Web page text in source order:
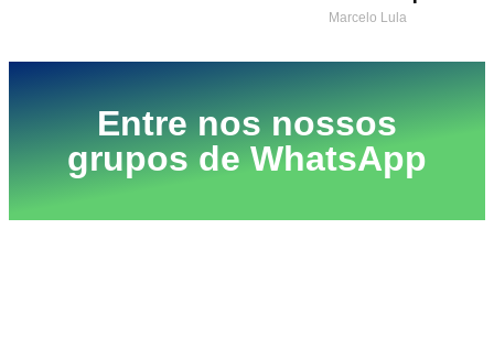
Marcelo Lula
Entre nos nossos
grupos de WhatsApp